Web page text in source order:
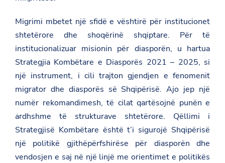
Migrimi mbetet një sfidë e vështirë për institucionet
shtetërore dhe shoqërinë shqiptare. Për të
institucionalizuar misionin për diasporën, u hartua
Strategjia Kombëtare e Diasporës 2021 – 2025, si
një instrument, i cili trajton gjendjen e fenomenit
migrator dhe diasporës së Shqipërisë. Ajo jep një
numër rekomandimesh, të cilat qartësojnë punën e
ardhshme të strukturave shtetërore. Qëllimi i
Strategjisë Kombëtare është t’i sigurojë Shqipërisë
një politikë gjithëpërfshirëse për diasporën dhe
vendosjen e saj në një linjë me orientimet e politikës